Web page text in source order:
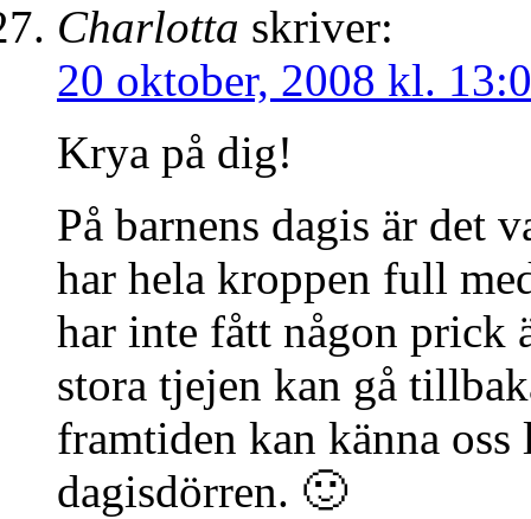
Charlotta skriver:
20 oktober, 2008 kl.
Krya på dig!
På barnens dagis är det
har hela kroppen full
har inte fått någon
stora tjejen kan gå
framtiden kan känna
dagisdörren. 🙂